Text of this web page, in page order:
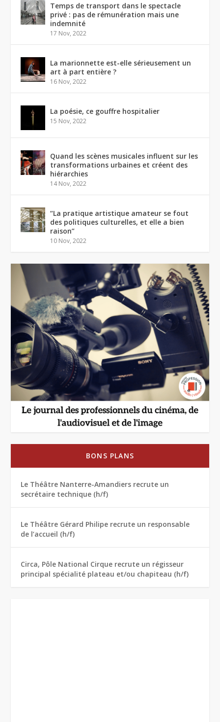
Temps de transport dans le spectacle
privé : pas de rémunération mais une
indemnité
17 Nov, 2022
La marionnette est-elle sérieusement un
art à part entière ?
16 Nov, 2022
La poésie, ce gouffre hospitalier
15 Nov, 2022
Quand les scènes musicales influent sur les
transformations urbaines et créent des
hiérarchies
14 Nov, 2022
“La pratique artistique amateur se fout
des politiques culturelles, et elle a bien
raison”
10 Nov, 2022
BONS PLANS
Le Théâtre Nanterre-Amandiers recrute un
secrétaire technique (h/f)
Le Théâtre Gérard Philipe recrute un responsable
de l’accueil (h/f)
Circa, Pôle National Cirque recrute un régisseur
principal spécialité plateau et/ou chapiteau (h/f)